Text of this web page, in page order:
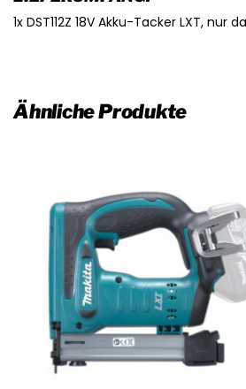
1x DST112Z 18V Akku-Tacker LXT, nur
Ähnliche Produkte